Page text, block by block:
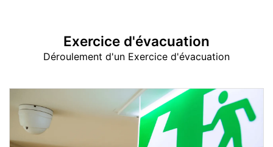
Exercice d'évacuation
Déroulement d'un Exercice d'évacuation